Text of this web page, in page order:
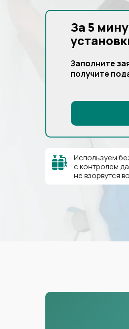
Используем
с контролем
не взорвутся
Заполните
получите
За 5